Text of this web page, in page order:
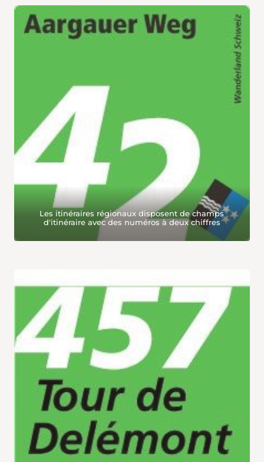
Les itinéraires régionaux disposent de champs
d'itinéraire avec des numéros à deux chiffres